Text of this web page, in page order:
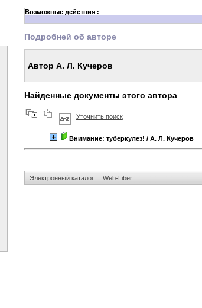
Возможные действия :
Подробней об авторе
Автор А. Л. Кучеров
Найденные документы этого автора
Уточнить поиск
Внимание: туберкулез! / А. Л. Кучеров
Электронный каталог Web-Liber